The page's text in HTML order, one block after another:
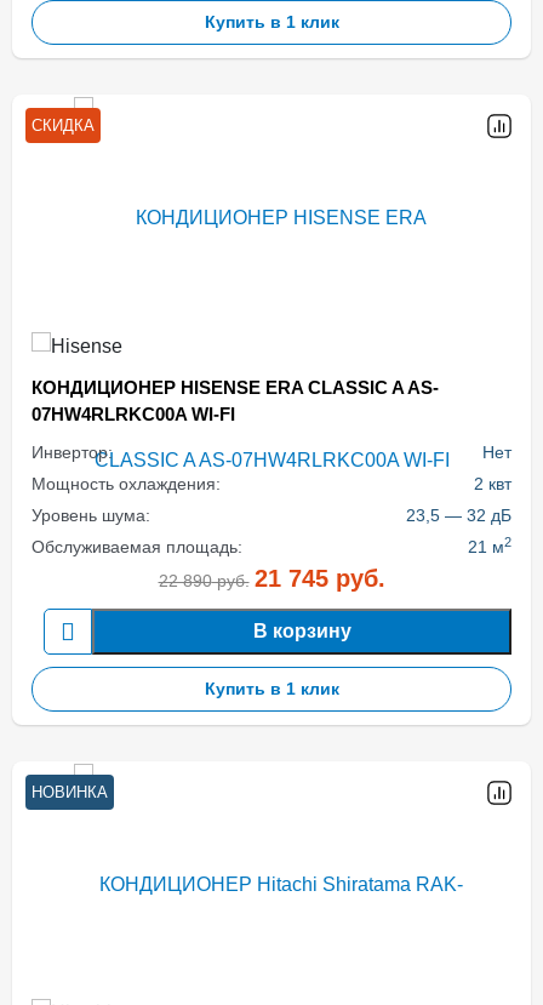
Купить в 1 клик
СКИДКА
КОНДИЦИОНЕР HISENSE ERA CLASSIC A AS-
07HW4RLRKC00A WI-FI
Инвертор:
Нет
Мощность охлаждения:
2 квт
Уровень шума:
23,5 — 32 дБ
Обслуживаемая площадь:
21 м2
22 890руб. 21 745руб.
В корзину
Купить в 1 клик
НОВИНКА